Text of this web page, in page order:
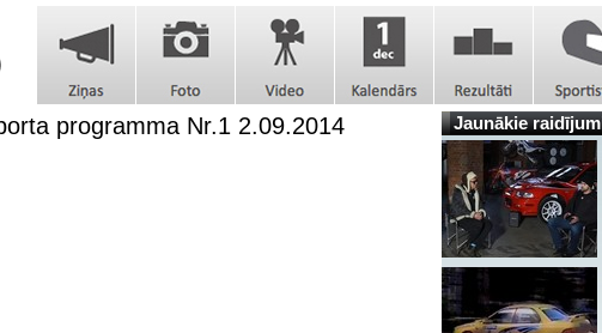
programma Nr.1 2.09.2014 Jaunākie